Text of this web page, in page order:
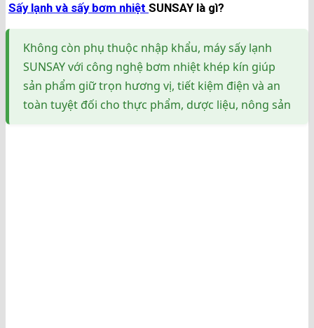
Sấy lạnh và sấy bơm nhiệt SUNSAY là gì?
Không còn phụ thuộc nhập khẩu, máy sấy lạnh
SUNSAY với công nghệ bơm nhiệt khép kín giúp
sản phẩm giữ trọn hương vị, tiết kiệm điện và an
toàn tuyệt đối cho thực phẩm, dược liệu, nông sản